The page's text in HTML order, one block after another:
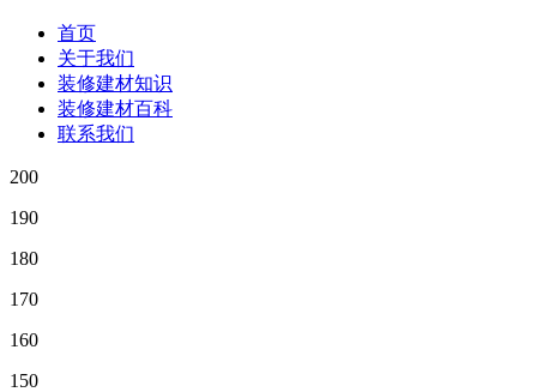
首页
关于我们
装修建材知识
装修建材百科
联系我们
200
190
180
170
160
150